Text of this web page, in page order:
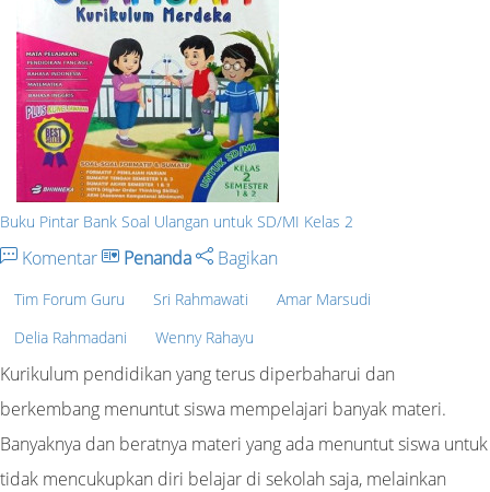
Buku Pintar Bank Soal Ulangan untuk SD/MI Kelas 2
Komentar Penanda Bagikan
Tim Forum Guru Sri Rahmawati
Amar Marsudi
Delia Rahmadani
Wenny Rahayu
Kurikulum pendidikan yang terus diperbaharui dan
berkembang menuntut siswa mempelajari banyak materi.
Banyaknya dan beratnya materi yang ada menuntut siswa untuk
tidak mencukupkan diri belajar di sekolah saja, melainkan